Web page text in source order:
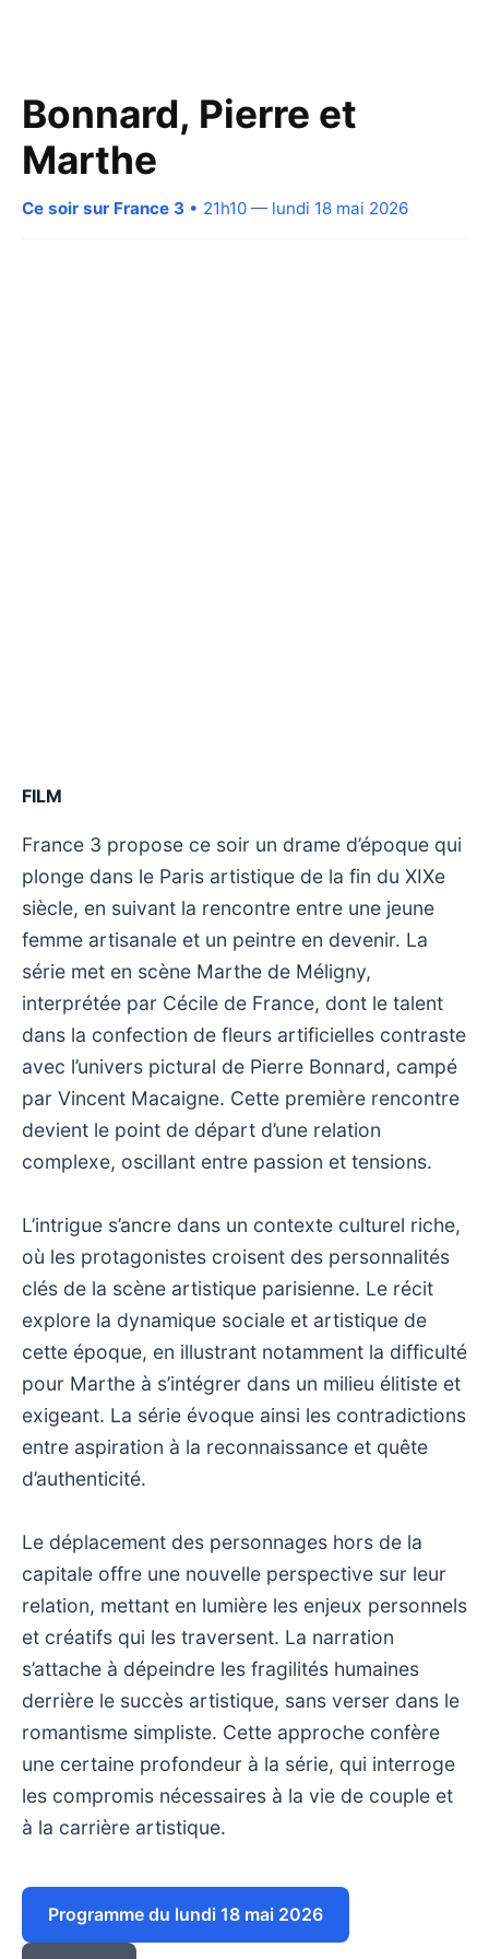
Bonnard, Pierre et
Marthe
Ce soir sur France 3 • 21h10 — lundi 18 mai 2026
FILM
France 3 propose ce soir un drame d’époque qui
plonge dans le Paris artistique de la fin du XIXe
siècle, en suivant la rencontre entre une jeune
femme artisanale et un peintre en devenir. La
série met en scène Marthe de Méligny,
interprétée par Cécile de France, dont le talent
dans la confection de fleurs artificielles contraste
avec l’univers pictural de Pierre Bonnard, campé
par Vincent Macaigne. Cette première rencontre
devient le point de départ d’une relation
complexe, oscillant entre passion et tensions.
L’intrigue s’ancre dans un contexte culturel riche,
où les protagonistes croisent des personnalités
clés de la scène artistique parisienne. Le récit
explore la dynamique sociale et artistique de
cette époque, en illustrant notamment la difficulté
pour Marthe à s’intégrer dans un milieu élitiste et
exigeant. La série évoque ainsi les contradictions
entre aspiration à la reconnaissance et quête
d’authenticité.
Le déplacement des personnages hors de la
capitale offre une nouvelle perspective sur leur
relation, mettant en lumière les enjeux personnels
et créatifs qui les traversent. La narration
s’attache à dépeindre les fragilités humaines
derrière le succès artistique, sans verser dans le
romantisme simpliste. Cette approche confère
une certaine profondeur à la série, qui interroge
les compromis nécessaires à la vie de couple et
à la carrière artistique.
Programme du lundi 18 mai 2026